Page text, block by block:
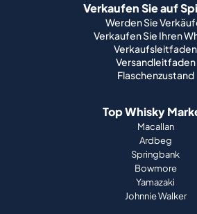
Verkaufen Sie auf
Werden Sie
Verkaufen Sie Ihren
Verkaufsleitfaden
Versandleitfaden
Flaschenzustand
Top Whisky
Macallan
Ardbeg
Springbank
Bowmore
Yamazaki
Johnnie Walker